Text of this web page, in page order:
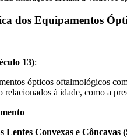
dos Equipamentos
13):
ópticos oftalmológicos
relacionados à idade, como a
Lentes Convexas e Côncavas